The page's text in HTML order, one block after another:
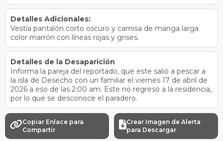
Detalles Adicionales:
Vestía pantalón corto oscuro y camisa de manga larga
color marrón con líneas rojas y grises.
Detalles de la Desaparición
Informa la pareja del reportado, que este salió a pescar a
la isla de Desecho con un familiar el viernes 17 de abril de
2026 a eso de las 2:00 am. Este no regresó a la residencia,
por lo que se desconoce el paradero.
Copiar Enlace para
Compartir
Crear Imagen de Alerta
para Descargar